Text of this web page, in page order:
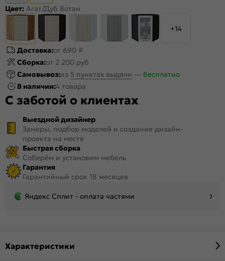
Цвет: Агат/Дуб Вотан
+14
Доставка:от 690 ₽
Сборка:от 2 200 руб
Самовывоз:из 5 пунктах выдачи — бесплатно
В наличии:4 товара
С заботой о клиентах
Выездной дизайнер
Замеры, подбор моделей и создание дизайн-
проекта на месте
Быстрая сборка
Соберём и установим мебель
Гарантия
Гарантийный срок 18 месяцев
Яндекс Сплит - оплата частями
Характеристики